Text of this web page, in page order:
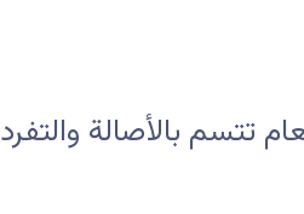
بالأصالة والتفرد